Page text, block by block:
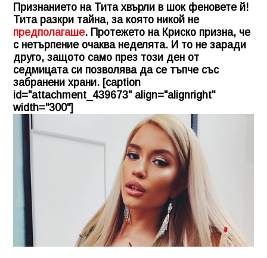
Признанието на Тита хвърли в шок феновете й!
Тита разкри тайна, за която никой не
предполагаше. Протежето на Криско призна, че
с нетърпение очаква неделята. И то не заради
друго, защото само през този ден от
седмицата си позволява да се тъпче със
забранени храни. [caption
id="attachment_439673" align="alignright"
width="300"]